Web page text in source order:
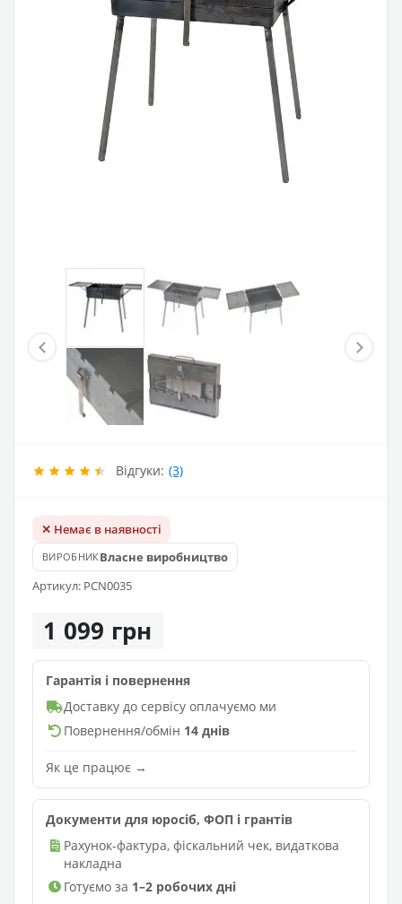
Відгуки: (3)
✕ Немає в наявності
ВИРОБНИКВласне виробництво
Артикул: PCN0035
1 099 грн
Гарантія і повернення
Доставку до сервісу оплачуємо ми
Повернення/обмін 14 днів
Як це працює →
Документи для юросіб, ФОП і грантів
Рахунок-фактура, фіскальний чек, видаткова
накладна
Готуємо за 1–2 робочих дні